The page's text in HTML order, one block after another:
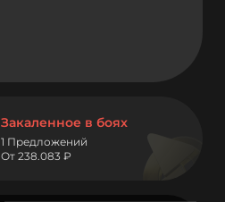
Закаленное в боях
1 Предложений
От 238.083 ₽